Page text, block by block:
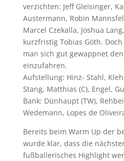
verzichten: Jeff Gleisinger,
Austermann, Robin
Marcel Czekalla, Joshua
kurzfristig Tobias Göth.
man sich gut gewappnet
einzufahren.
Aufstellung: Hinz- Stahl,
Stang, Matthias (C), Engel,
Bank: Dünhaupt (TW),
Wedemann, Lopes de
Bereits beim Warm Up der
wurde klar, dass die
fußballerisches Highlight